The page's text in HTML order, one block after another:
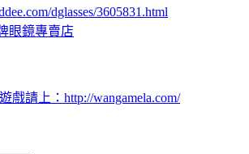
dglasses/3605831.html
眼鏡專賣店
戲請上：http://wangamela.com/